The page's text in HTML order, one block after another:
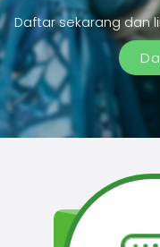
Daftar sekarang dan